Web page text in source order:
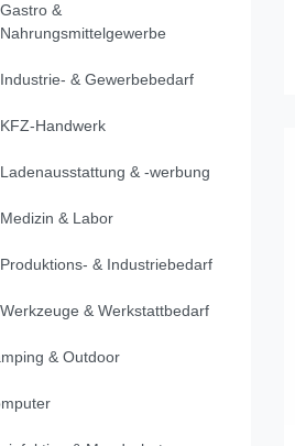
Gastro &
Nahrungsmittelgewerbe
Industrie- & Gewerbebedarf
KFZ-Handwerk
Ladenausstattung & -werbung
Medizin & Labor
Produktions- & Industriebedarf
Werkzeuge & Werkstattbedarf
& Outdoor